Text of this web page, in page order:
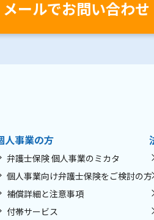
メールでお問い合わせ
人事業の方
弁護士保険 個人事業のミカタ
個人事業向け弁護士保険をご検討の方
補償詳細と注意事項
付帯サービス